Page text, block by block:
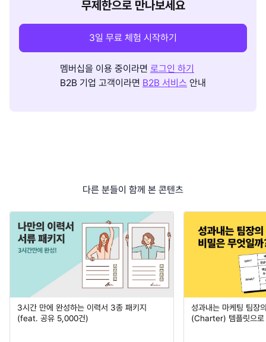
무제한으로 만나보세요
3일 무료 체험 시작하기
멤버십을 이용 중이라면 로그인 하기
B2B 기업 고객이라면 B2B 서비스 안내
다른 분들이 함께 본 콘텐츠
3시간 만에 완성하는 이력서 3종 패키지
(feat. 공유 5,000건)
성과내는 마케팅 팀장
(Charter) 템플릿으로